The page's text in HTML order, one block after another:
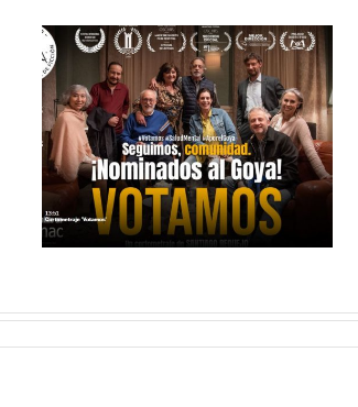
ÉCHALE UN
PAR DE FRESAS
A TU VIDA